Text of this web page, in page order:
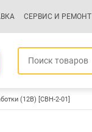
СЕРВИС И РЕМОНТ
(12В) [СВН-2-01]